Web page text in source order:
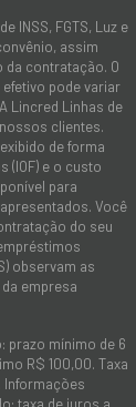
INSS, FGTS, Luz e
assim
contratação. O
pode variar
A Lincred Linhas de
clientes.
de forma
(IOF) e o custo
para
Você
do seu
observam as
empresa
prazo mínimo de 6
R$ 100,00. Taxa
Informações